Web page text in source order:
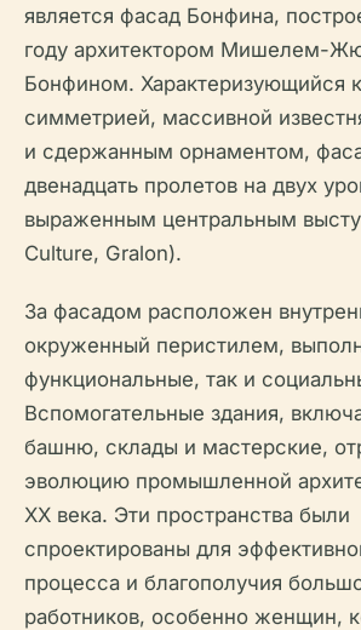
является фасад Бонфина,
году архитектором Мишелем-
Бонфином. Характеризующийся
симметрией, массивной
и сдержанным орнаментом,
двенадцать пролетов на двух
выраженным центральным
Culture, Gralon).
За фасадом расположен
окруженный перистилем,
функциональные, так и
Вспомогательные здания,
башню, склады и мастерские,
эволюцию промышленной
XX века. Эти пространства были
спроектированы для
процесса и благополучия
работников, особенно женщин,